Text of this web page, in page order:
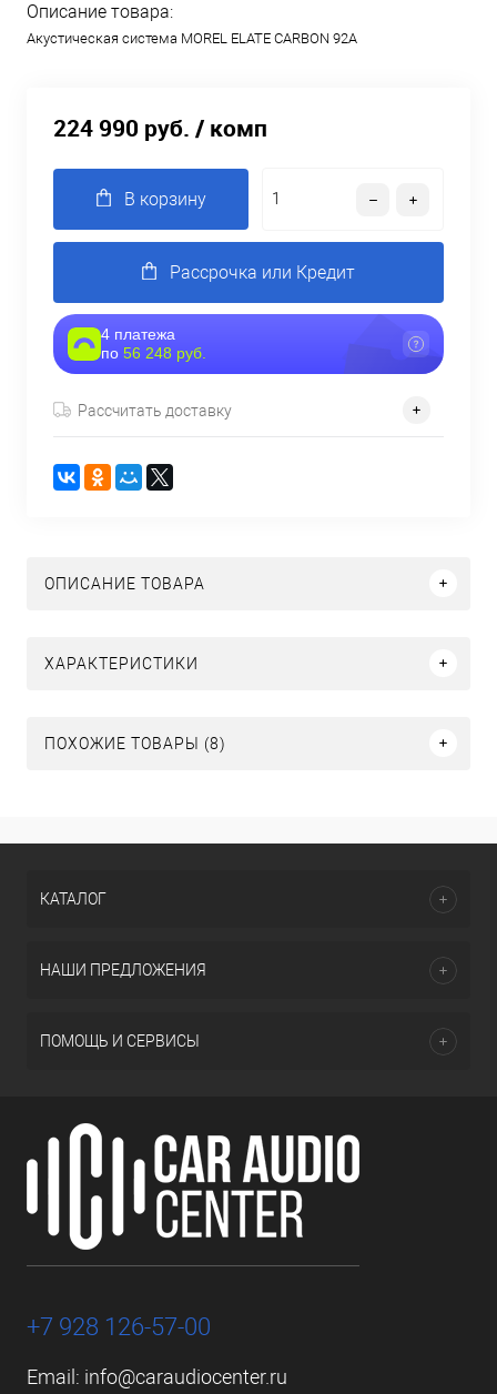
Описание товара:
Акустическая система MOREL ELATE CARBON 92A
224 990 руб. / комп
В корзину
Рассрочка или Кредит
4 платежа
по 56 248 руб.
Рассчитать доставку
ОПИСАНИЕ ТОВАРА
ХАРАКТЕРИСТИКИ
ПОХОЖИЕ ТОВАРЫ (8)
КАТАЛОГ
НАШИ ПРЕДЛОЖЕНИЯ
ПОМОЩЬ И СЕРВИСЫ
+7 928 126-57-00
Email: info@caraudiocenter.ru